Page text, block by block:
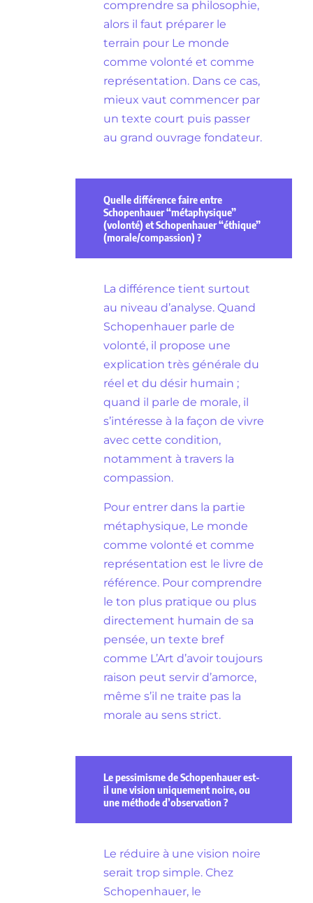
comprendre sa philosophie,
alors il faut préparer le
terrain pour Le monde
comme volonté et comme
représentation. Dans ce cas,
mieux vaut commencer par
un texte court puis passer
au grand ouvrage fondateur.
Quelle différence faire entre
Schopenhauer “métaphysique”
(volonté) et Schopenhauer “éthique”
(morale/compassion) ?
La différence tient surtout
au niveau d’analyse. Quand
Schopenhauer parle de
volonté, il propose une
explication très générale du
réel et du désir humain ;
quand il parle de morale, il
s’intéresse à la façon de vivre
avec cette condition,
notamment à travers la
compassion.
Pour entrer dans la partie
métaphysique, Le monde
comme volonté et comme
représentation est le livre de
référence. Pour comprendre
le ton plus pratique ou plus
directement humain de sa
pensée, un texte bref
comme L’Art d’avoir toujours
raison peut servir d’amorce,
même s’il ne traite pas la
morale au sens strict.
Le pessimisme de Schopenhauer est-
il une vision uniquement noire, ou
une méthode d’observation ?
Le réduire à une vision noire
serait trop simple. Chez
Schopenhauer, le